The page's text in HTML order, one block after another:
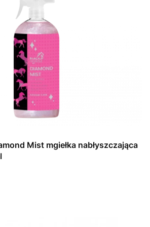
Mist mgiełka nabłyszczająca